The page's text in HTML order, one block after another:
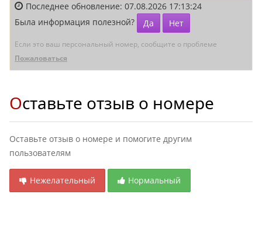
Последнее обновление: 07.08.2026 17:13:24
Была информация полезной?
Да Нет
Если это ваш персональный номер, сообщите о проблеме
Пожаловаться
Оставьте отзыв о номере
Оставьте отзыв о номере и помогите другим
пользователям
Нежелательный Нормальный